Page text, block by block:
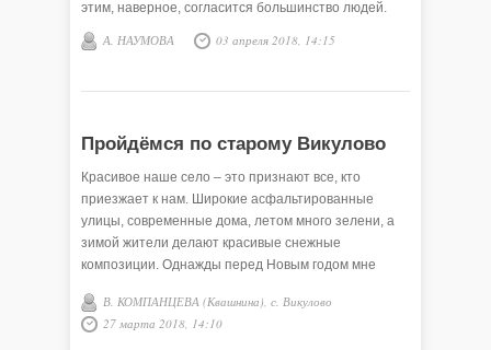
этим, наверное, согласится большинство людей.
А. НАУМОВА 03 апреля 2018, 14:15
Пройдёмся по старому Викулово
Красивое наше село – это признают все, кто
приезжает к нам. Широкие асфальтированные
улицы, современные дома, летом много зелени, а
зимой жители делают красивые снежные
композиции. Однажды перед Новым годом мне
Викулово по первому каналу показывают». А я
вспоминаю Викулово 50-х годов прошлого
В. КОМПАНЦЕВА (Квашнина), с. Викулово
27 марта 2018, 14:10